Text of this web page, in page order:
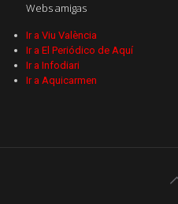
Webs amigas
Ir a Viu València
Ir a El Periódico de Aquí
Ir a Infodiari
Ir a Aquicarmen